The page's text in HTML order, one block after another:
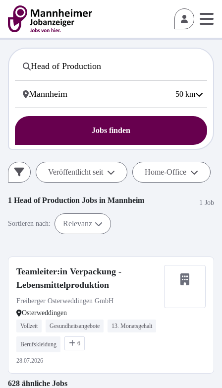
50 km
Jobs finden
Veröffentlicht seit Home-Office
1 Head of Production Jobs in Mannheim 1 Job
Sortieren nach: Relevanz
Teamleiter:in Verpackung -
Lebensmittelproduktion
Freiberger Osterweddingen GmbH
Osterweddingen
Vollzeit Gesundheitsangebote 13. Monatsgehalt
Berufskleidung 6
28.07.2026
628 ähnliche Jobs